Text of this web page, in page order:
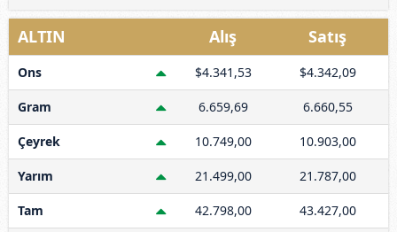
ALTIN Alış Satış
Ons $4.341,53 $4.342,09
Gram 6.659,69 6.660,55
Çeyrek 10.749,00 10.903,00
Yarım 21.499,00 21.787,00
Tam 42.798,00 43.427,00